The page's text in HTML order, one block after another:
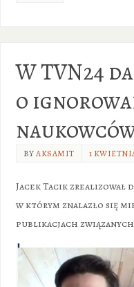
W TVN24
o
BYAKSAMIT 1
Jacek Tacik zrealizował
w którym znalazło się
publikacjach